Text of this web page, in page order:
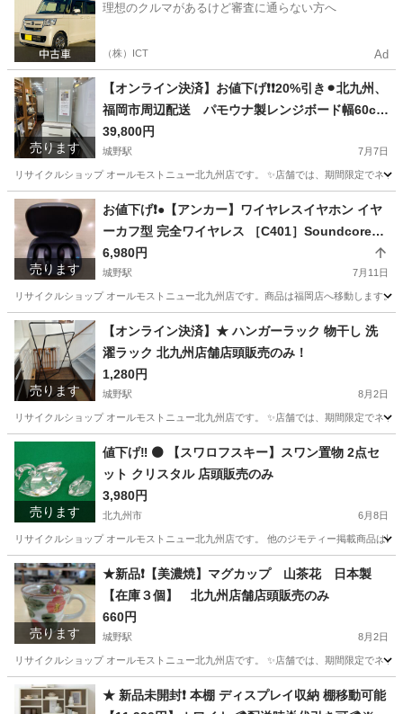
理想のクルマがあるけど審査に通らない方へ
（株）ICT Ad
売ります
【オンライン決済】お値下げ❗️❗️20%引き⚫︎北九州、
福岡市周辺配送 パモウナ製レンジボード幅60cm
💳自社配送時🌟代引き可💳※現金、クレジット、
スマホ決済対応※ 【配達は要決済前問い合わせ】
39,800円
城野駅 7月7日
リサイクルショップ オールモストニュー北九州店です。 ✨️店舗では、期間限定でネ
福岡 北九州市 城野駅 収納家具
売ります
お値下げ❗️●【アンカー】ワイヤレスイヤホン イヤ
ーカフ型 完全ワイヤレス ［C401］Soundcore
【３ヶ月保証】北九州、福岡市限定
6,980円
城野駅 7月11日
リサイクルショップ オールモストニュー北九州店です。商品は福岡店へ移動します
福岡 北九州市 城野駅 オーディオ 商品
売ります
【オンライン決済】★ ハンガーラック 物干し 洗
濯ラック 北九州店舗店頭販売のみ！
1,280円
城野駅 8月2日
リサイクルショップ オールモストニュー北九州店です。 ✨️店舗では、期間限定でネ
福岡 北九州市 城野駅 洗濯用品 商品
売ります
値下げ‼️ ⚫️ 【スワロフスキー】スワン置物 2点セ
ット クリスタル 店頭販売のみ
3,980円
北九州市 6月8日
リサイクルショップ オールモストニュー北九州店です。 他のジモティー掲載商品は
福岡 北九州市 その他 仮予約
売ります
★新品❗️【美濃焼】マグカップ 山茶花 日本製
【在庫３個】 北九州店舗店頭販売のみ
660円
城野駅 8月2日
リサイクルショップ オールモストニュー北九州店です。 ✨️店舗では、期間限定でネ
福岡 北九州市 城野駅 食器 商品
★ 新品未開封❗️ 本棚 ディスプレイ収納 棚移動可能